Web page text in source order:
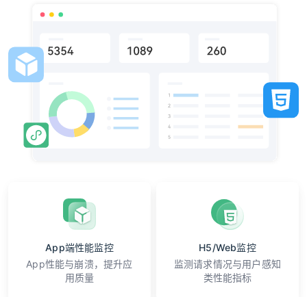
App端性能监控
App性能与崩溃，提升应
用质量
H5/Web监控
监测请求情况与用户感知
类性能指标